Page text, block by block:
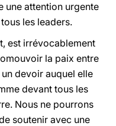
une attention urgente
les leaders.
est irrévocablement
la paix entre
un devoir auquel elle
devant tous les
Nous ne pourrons
soutenir avec une